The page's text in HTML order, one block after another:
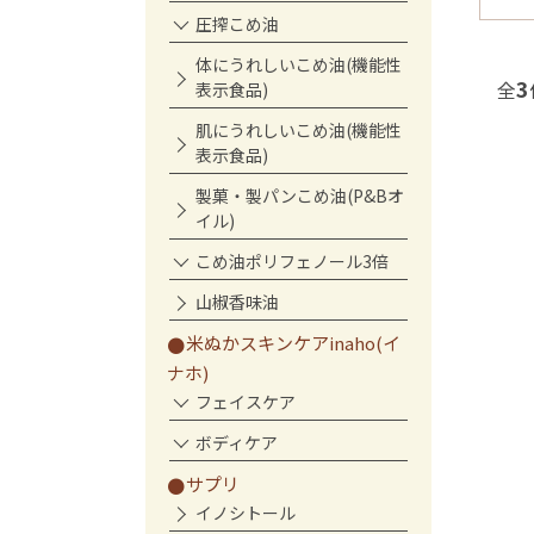
圧搾こめ油
体にうれしいこめ油(機能性
表示食品)
肌にうれしいこめ油(機能性
表示食品)
製菓・製パンこめ油(P&Bオ
イル)
こめ油ポリフェノール3倍
山椒香味油
米ぬかスキンケアinaho(イ
ナホ)
フェイスケア
ボディケア
サプリ
イノシトール
全3